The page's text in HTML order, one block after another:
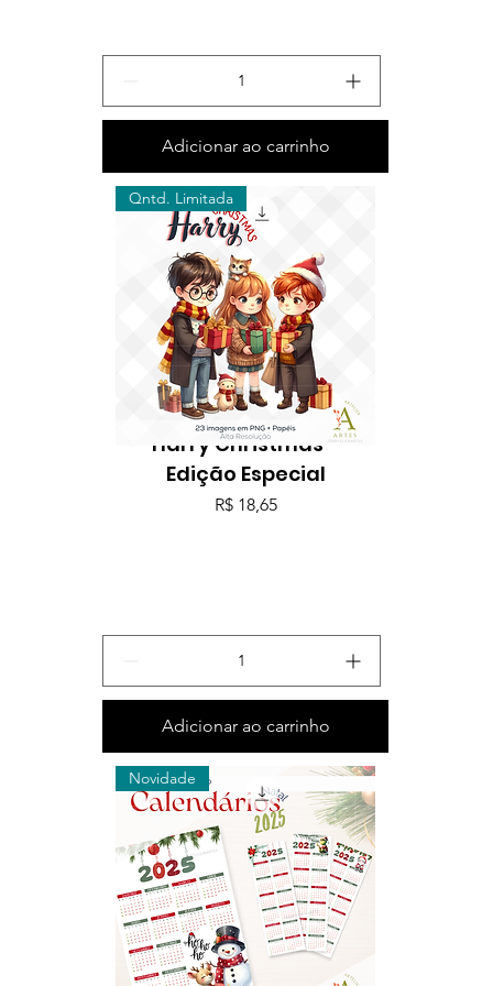
Adicionar ao carrinho
Qntd. Limitada
Kit Digital Natalino:
Harry Christmas -
Edição Especial
Preço
R$ 18,65
Adicionar ao carrinho
Novidade